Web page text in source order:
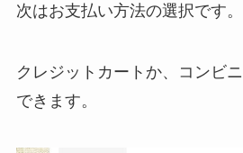
次はお支払い方法の選択です。
クレジットカートか、コンビ
できます。